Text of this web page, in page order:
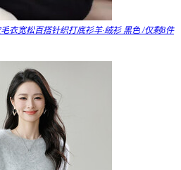
衣宽松百搭针织打底衫羊·绒衫 黑色 /仅剩8件